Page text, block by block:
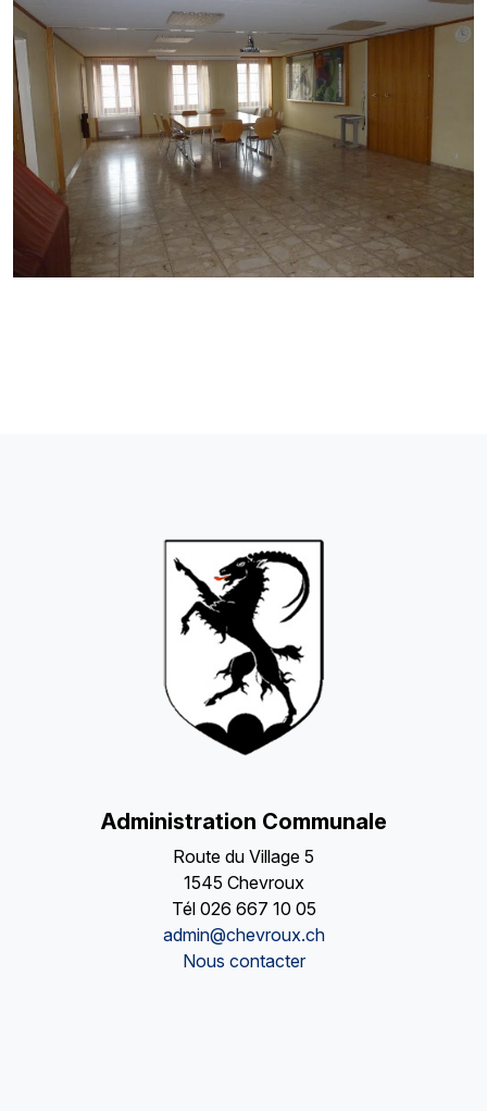
Administration Communale
Route du Village 5
1545 Chevroux
Tél 026 667 10 05
admin@chevroux.ch
Nous contacter